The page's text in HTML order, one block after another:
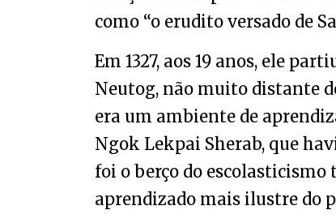
como “o erudito versado de
Em 1327, aos 19 anos, ele
Neutog, não muito distante
era um ambiente de
Ngok Lekpai Sherab, que
foi o berço do escolasticismo
aprendizado mais ilustre do